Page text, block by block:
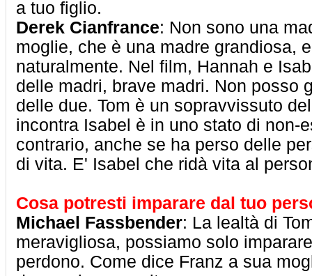
a tuo figlio.
Derek Cianfrance: Non sono una
moglie, che è una madre grandiosa,
naturalmente. Nel film, Hannah e
delle madri, brave madri. Non posso
delle due. Tom è un sopravvissuto
incontra Isabel è in uno stato di non-
contrario, anche se ha perso delle
di vita. E' Isabel che ridà vita al
Cosa potresti imparare dal tuo
Michael Fassbender: La lealtà di
meravigliosa, possiamo solo
perdono. Come dice Franz a sua